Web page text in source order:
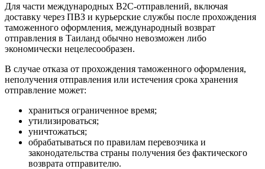
Для части международных B2C-отправлений, включая
доставку через ПВЗ и курьерские службы после прохождения
таможенного оформления, международный возврат
отправления в Таиланд обычно невозможен либо
экономически нецелесообразен.
В случае отказа от прохождения таможенного оформления,
неполучения отправления или истечения срока хранения
отправление может:
храниться ограниченное время;
утилизироваться;
уничтожаться;
обрабатываться по правилам перевозчика и
законодательства страны получения без фактического
возврата отправителю.